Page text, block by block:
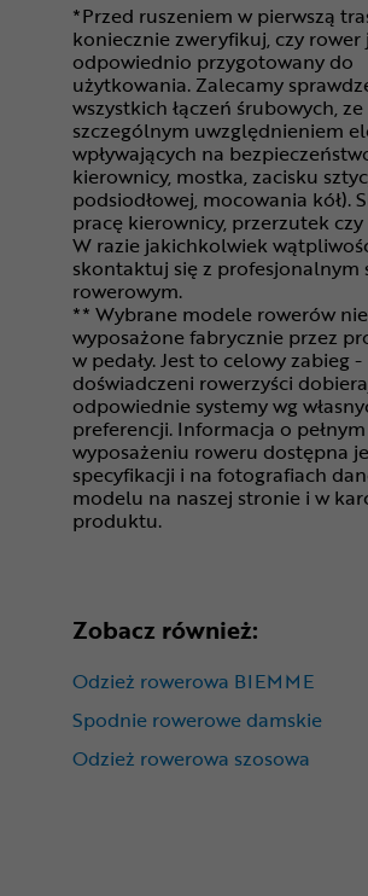
*Przed ruszeniem w pierwszą
koniecznie zweryfikuj, czy rower
odpowiednio przygotowany do
użytkowania. Zalecamy
wszystkich łączeń śrubowych, ze
szczególnym uwzględnieniem
wpływających na
kierownicy, mostka, zacisku
podsiodłowej, mocowania kół).
pracę kierownicy, przerzutek
W razie jakichkolwiek
skontaktuj się z profesjonalnym
rowerowym.
** Wybrane modele rowerów
wyposażone fabrycznie przez
w pedały. Jest to celowy zabieg -
doświadczeni rowerzyści
odpowiednie systemy wg
preferencji. Informacja o pełnym
wyposażeniu roweru dostępna
specyfikacji i na fotografiach
modelu na naszej stronie i w
produktu.
Zobacz również:
Odzież rowerowa BIEMME
Spodnie rowerowe damskie
Odzież rowerowa szosowa